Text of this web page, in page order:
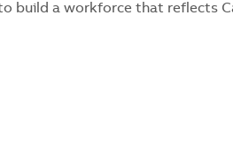
build a workforce that reflects